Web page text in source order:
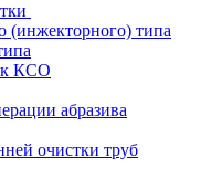
(инжекторного) типа
к КСО
абразива
очистки труб